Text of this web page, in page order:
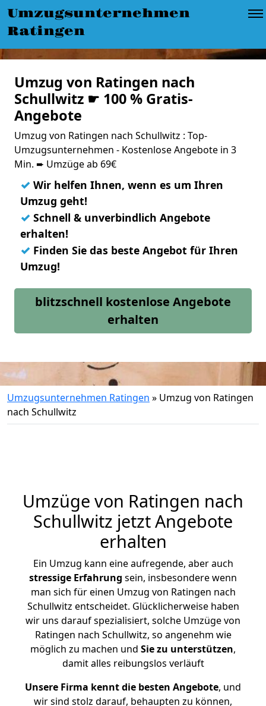
Umzugsunternehmen
Ratingen
Umzug von Ratingen nach
Schullwitz ☛ 100 % Gratis-
Angebote
Umzug von Ratingen nach Schullwitz : Top-
Umzugsunternehmen - Kostenlose Angebote in 3
Min. ➨ Umzüge ab 69€
✓ Wir helfen Ihnen, wenn es um Ihren
Umzug geht!
✓ Schnell & unverbindlich Angebote
erhalten!
✓ Finden Sie das beste Angebot für Ihren
Umzug!
blitzschnell kostenlose Angebote
erhalten
Umzugsunternehmen Ratingen » Umzug von Ratingen
nach Schullwitz
Umzüge von Ratingen nach
Schullwitz jetzt Angebote
erhalten
Ein Umzug kann eine aufregende, aber auch
stressige Erfahrung sein, insbesondere wenn
man sich für einen Umzug von Ratingen nach
Schullwitz entscheidet. Glücklicherweise haben
wir uns darauf spezialisiert, solche Umzüge von
Ratingen nach Schullwitz, so angenehm wie
möglich zu machen und Sie zu unterstützen,
damit alles reibungslos verläuft
Unsere Firma kennt die besten Angebote, und
wir sind stolz darauf, behaupten zu können,